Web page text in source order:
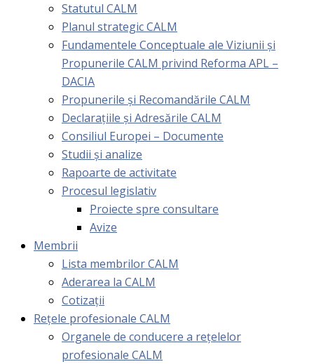
Statutul CALM
Planul strategic CALM
Fundamentele Conceptuale ale Viziunii și
Propunerile CALM privind Reforma APL –
DACIA
Propunerile și Recomandările CALM
Declarațiile și Adresările CALM
Consiliul Europei – Documente
Studii și analize
Rapoarte de activitate
Procesul legislativ
Proiecte spre consultare
Avize
Membrii
Lista membrilor CALM
Aderarea la CALM
Cotizaţii
Rețele profesionale CALM
Organele de conducere a rețelelor
profesionale CALM